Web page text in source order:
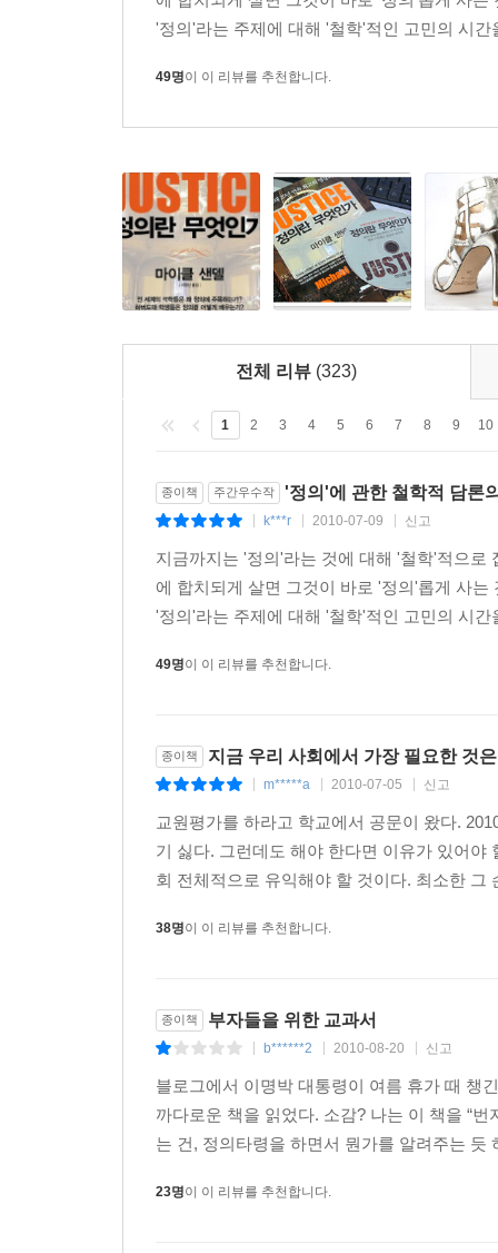
것이며, 이에 대답하려면 정의의 의미가 무엇인
구제금융을 둘러싼 논쟁(25~32쪽 참조)은 무
이러한 사례들이 보여주는 딜레마는 정치철학의
미덕에 관한 서로 다른 개념들 사이에서 중립을
정치사상을 가른다. 아리스토텔레스는 정의란
있는가를 결정하려면, 어떤 미덕에 영광과 포
심사숙고해야만 무엇이 정의로운 법인지를 알 수
반면 18세기의 칸트부터, 20세기의 존 롤스에
미덕과 최선의 삶에 관한 주관적 견해에 좌우되
왜냐하면 오늘날의 정치를 움직이는 정의에 관
경제적 풍요를 지지하고 개인의 자유를 존중하
놓지 못한다. 정의에는 선택뿐만 아니라 미덕도
고민하는 것이다.
하버드대 학생들은 정의를 어떻게 배우는가?
"쉴 새 없이 쏟아지는 알쏭달쏭한 질문 공세, 빼
도발적인 핑퐁식 문답이 순식간에 오고가는 정의
당신은 전차 기관사이고, 시속 100킬로미터로 철
멈추려 했지만 불가능하다. 브레이크가 말을 듣
옳다고 가정하자.) 필사적인 심정이 된다. 이때
철로로 돌리면 인부 한 사람이 죽는 대신 다섯 사
희생해 다섯 목숨을 구하는 행위는 정당해 보인다.
이제 다른 전차 이야기를 해보자. 당신은 기관
직전이다. 피할 수 없는 재앙 앞에 무력감을 느
전차가 들어오는 철로로 떨어뜨릴 수 있다. 그러
했지만, 전차를 멈추기에는 몸집이 너무 작다.)
'정의'라는 주제에 대해 '철학'적인 고민의 시
49명이 이 리뷰를 추천합니다.
전체 리뷰 (323)
1 2 3 4 5 6 7 8 9 10
종이책 주간우수작 '정의'에 관한 철학적 담론
k***r 2010-07-09 신고
지금까지는 '정의'라는 것에 대해 '철학'적으로
에 합치되게 살면 그것이 바로 '정의'롭게 사
'정의'라는 주제에 대해 '철학'적인 고민의 시
49명이 이 리뷰를 추천합니다.
종이책 지금 우리 사회에서 가장 필요한 것
m*****a 2010-07-05 신고
교원평가를 하라고 학교에서 공문이 왔다.
기 싫다. 그런데도 해야 한다면 이유가 있어
회 전체적으로 유익해야 할 것이다. 최소한
38명이 이 리뷰를 추천합니다.
종이책 부자들을 위한 교과서
b******2 2010-08-20 신고
블로그에서 이명박 대통령이 여름 휴가 때 챙
까다로운 책을 읽었다. 소감? 나는 이 책을 “
는 건, 정의타령을 하면서 뭔가를 알려주는
23명이 이 리뷰를 추천합니다.